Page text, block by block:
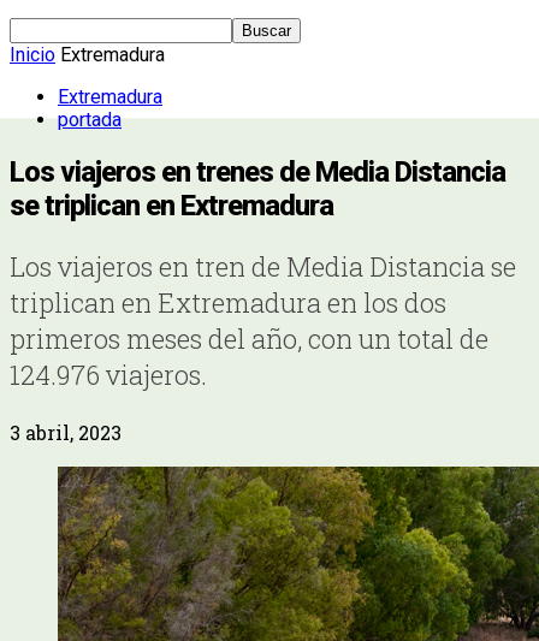
Inicio Extremadura
Extremadura
portada
Los viajeros en trenes de Media Distancia
se triplican en Extremadura
Los viajeros en tren de Media Distancia se
triplican en Extremadura en los dos
primeros meses del año, con un total de
124.976 viajeros.
3 abril, 2023